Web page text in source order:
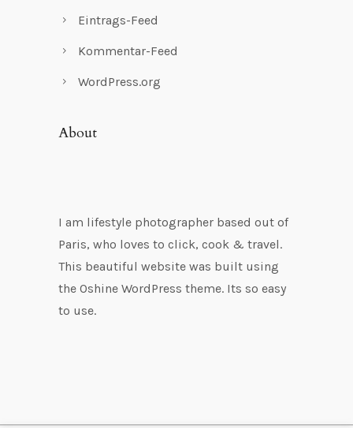
Eintrags-Feed
Kommentar-Feed
WordPress.org
About
I am lifestyle photographer based out of
Paris, who loves to click, cook & travel.
This beautiful website was built using
the Oshine WordPress theme. Its so easy
to use.